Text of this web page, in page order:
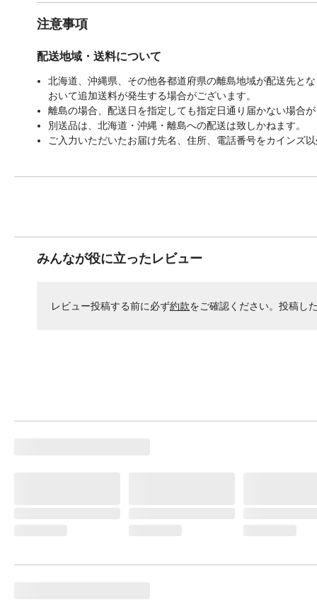
注意事項
配送地域・送料について
北海道、沖縄県、その他各都道府県の離島地域が配送先と
おいて追加送料が発生する場合がございます。
離島の場合、配送日を指定しても指定日通り届かない場合
別送品は、北海道・沖縄・離島への配送は致しかねます。
ご入力いただいたお届け先名、住所、電話番号をカインズ
みんなが役に立ったレビュー
レビュー投稿する前に必ず約款をご確認ください。投稿し